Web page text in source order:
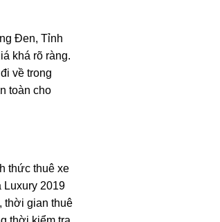
Đen, Tỉnh
khá rõ ràng.
về trong
toàn cho
thức thuê xe
Luxury 2019
thời gian thuê